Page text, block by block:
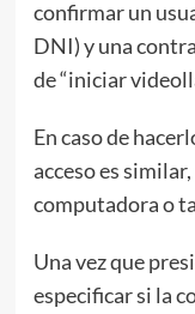
confirmar un
DNI) y una
de “iniciar
En caso de
acceso es
computadora o
Una vez que
especificar si la